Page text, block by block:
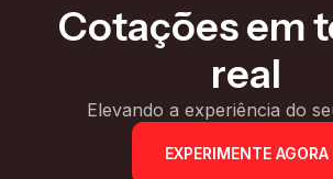
Cotações em
real
Elevando a experiência do
EXPERIMENTE AGORA